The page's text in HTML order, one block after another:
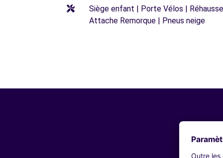
Siège enfant | Porte Vélos |
Attache Remorque | Pneus neige